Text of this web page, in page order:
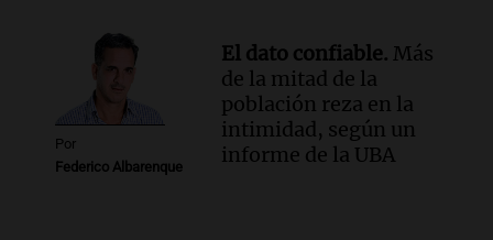
diversas atracciones para todos
Panorama Federal
Por
Federico Albarenque
El dato confiable. Más
de la mitad de la
población reza en la
intimidad, según un
informe de la UBA